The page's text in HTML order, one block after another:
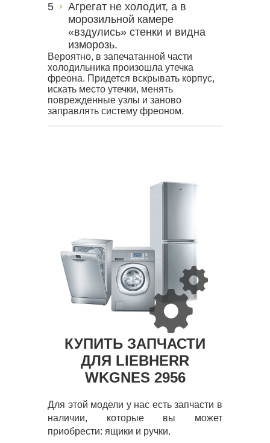
Агрегат не холодит, а в
морозильной камере
«вздулись» стенки и видна
изморозь.
Вероятно, в запечатанной части
холодильника произошла утечка
фреона. Придется вскрывать корпус,
искать место утечки, менять
поврежденные узлы и заново
заправлять систему фреоном.
КУПИТЬ ЗАПЧАСТИ
ДЛЯ LIEBHERR
WKGNES 2956
Для этой модели у нас есть запчасти в
наличии, которые вы может
приобрести: ящики и ручки.